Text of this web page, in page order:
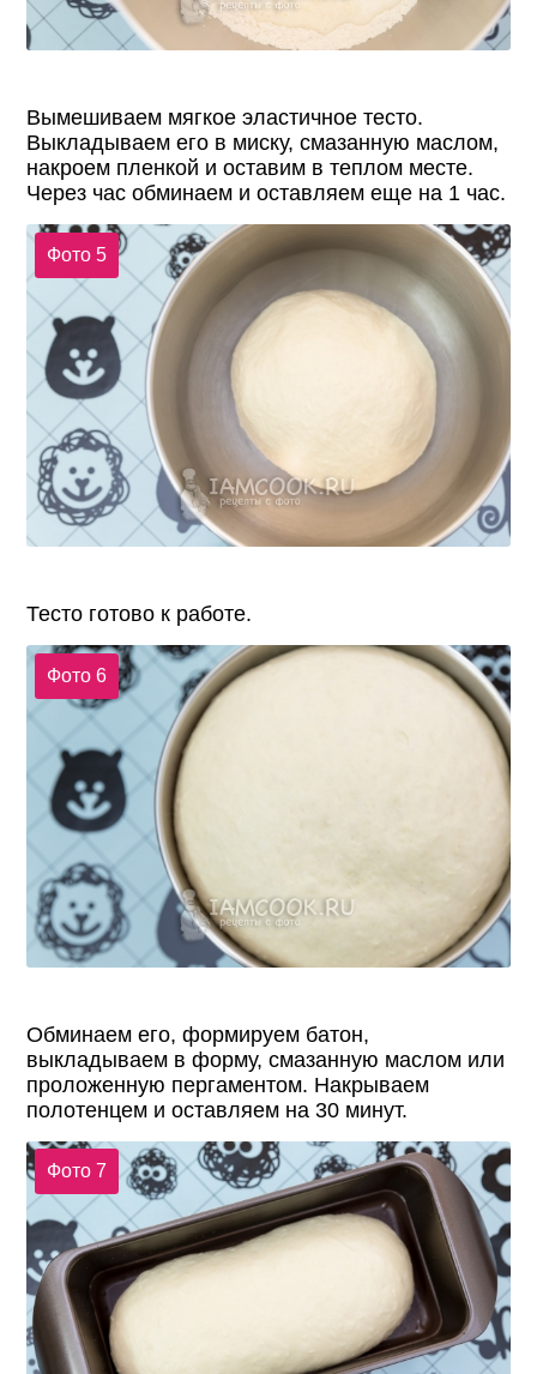
Вымешиваем мягкое эластичное тесто.
Выкладываем его в миску, смазанную маслом,
накроем пленкой и оставим в теплом месте.
Через час обминаем и оставляем еще на 1 час.
Фото 5
Тесто готово к работе.
Фото 6
Обминаем его, формируем батон,
выкладываем в форму, смазанную маслом или
проложенную пергаментом. Накрываем
полотенцем и оставляем на 30 минут.
Фото 7